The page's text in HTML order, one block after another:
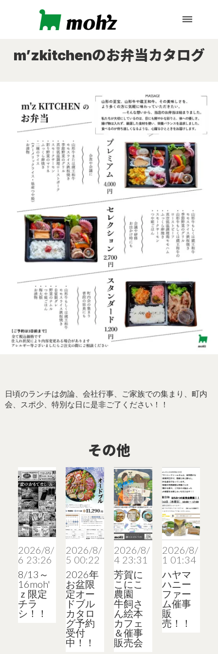
dehaze
m’zkitchenのお弁当カタログ
日頃のランチは勿論、会社行事、ご家族での集まり、町内
会、スポ少、特別な日に是非ご了ください！！
その他
2026/8/
6 23:26
8/13～
16moh'
ｚ限定
チラ
シ！！
2026/8/
5 00:22
2026年
お盆限
定オー
ドブル
カタロ
グ予約
受付
中！！
2026/8/
4 23:31
芳賀に
こにこ
農園
牛飼さ
ん絵本
カフェ
＆催事
販売会
2026/8/
1 01:34
ハヤマ
ハニー
ファー
ム催事
販
売！！